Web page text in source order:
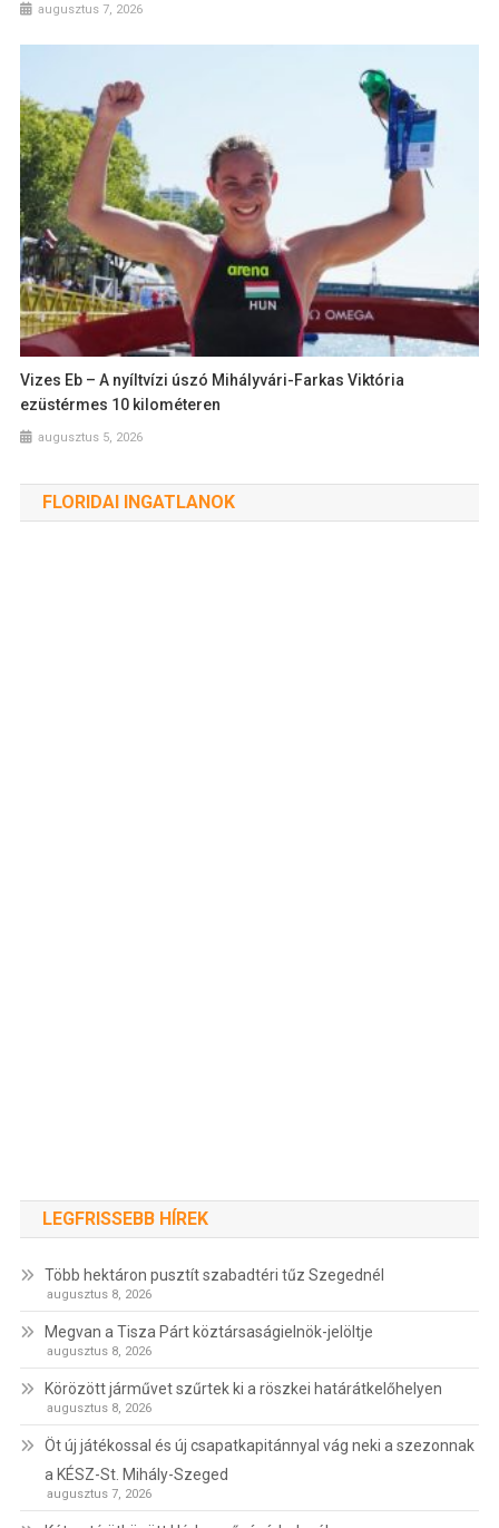
augusztus 7, 2026
Vizes Eb – A nyíltvízi úszó Mihályvári-Farkas Viktória
ezüstérmes 10 kilométeren
augusztus 5, 2026
FLORIDAI INGATLANOK
LEGFRISSEBB HÍREK
Több hektáron pusztít szabadtéri tűz Szegednél
augusztus 8, 2026
Megvan a Tisza Párt köztársaságielnök-jelöltje
augusztus 8, 2026
Körözött járművet szűrtek ki a röszkei határátkelőhelyen
augusztus 8, 2026
Öt új játékossal és új csapatkapitánnyal vág neki a szezonnak
a KÉSZ-St. Mihály-Szeged
augusztus 7, 2026